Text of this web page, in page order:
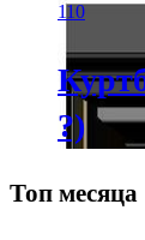
110
?)
Топ месяца